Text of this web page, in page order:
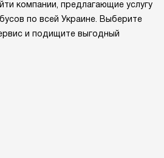
компании, предлагающие услугу
по всей Украине. Выберите
и подищите выгодный